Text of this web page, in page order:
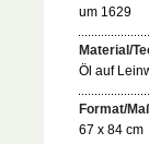
um 1629
Material/
Öl auf
Format/
67 x 84 cm